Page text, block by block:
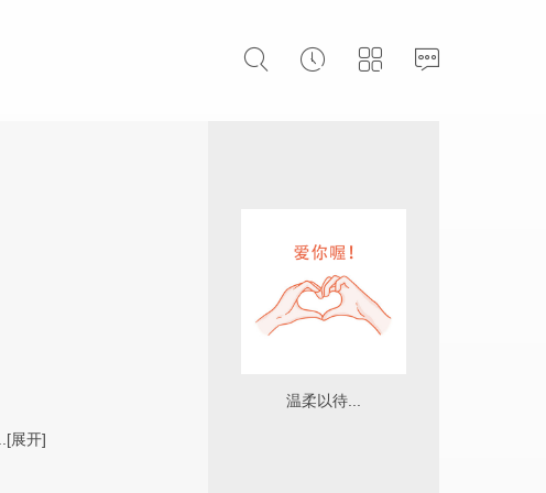
[展开]
温柔以待...